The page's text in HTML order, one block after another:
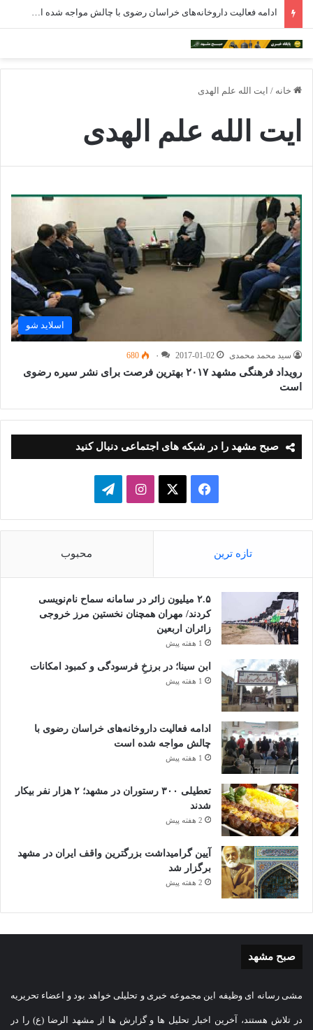
ادامه فعالیت داروخانه‌های خراسان رضوی با چالش مواجه شده است
خانه / ایت الله علم الهدی
ایت الله علم الهدی
اسلاید شو
سید محمد محمدی 2017-01-02 ۰ 680
رویداد فرهنگی مشهد ۲۰۱۷ بهترین فرصت برای نشر سیره رضوی
است
صبح مشهد را در شبکه های اجتماعی دنبال کنید
فیسبوک ایکساینستاگرامتلگرام
تازه ترین محبوب
۲.۵ میلیون زائر در سامانه سماح نام‌نویسی
کردند/ مهران همچنان نخستین مرز خروجی
زائران اربعین
1 هفته پیش
ابن سینا؛ در برزخِ فرسودگی و کمبود امکانات
1 هفته پیش
ادامه فعالیت داروخانه‌های خراسان رضوی با
چالش مواجه شده است
1 هفته پیش
تعطیلی ۳۰۰ رستوران در مشهد؛ ۲ هزار نفر بیکار
شدند
2 هفته پیش
آیین گرامیداشت بزرگترین واقف ایران در مشهد
برگزار شد
2 هفته پیش
صبح مشهد
مشی رسانه ای وظیفه این مجموعه خبری و تحلیلی خواهد بود و اعضاء تحریریه
در تلاش هستند، آخرین اخبار تحلیل ها و گزارش ها از مشهد الرضا (ع) را در